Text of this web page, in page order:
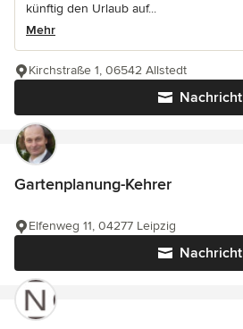
künftig den Urlaub auf...
Mehr
Nachricht
Kirchstraße 1, 06542 Allstedt
Gartenplanung-Kehrer
Nachricht
Elfenweg 11, 04277 Leipzig